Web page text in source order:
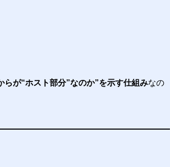
らが“ホスト部分”なのか”を示す仕組みなの